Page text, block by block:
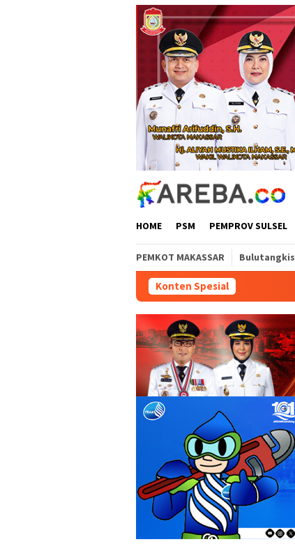
HOME PSM PEMPROV SULSEL
PEMKOT MAKASSAR Bulutangkis
Konten Spesial